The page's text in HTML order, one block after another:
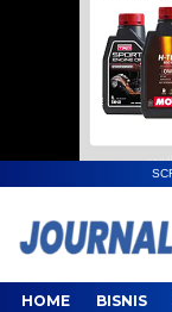
HOME BISNIS